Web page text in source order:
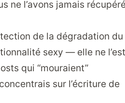
ne l’avons jamais
de la dégradation du
sexy — elle ne l’est
qui “mouraient”
sur l’écriture de